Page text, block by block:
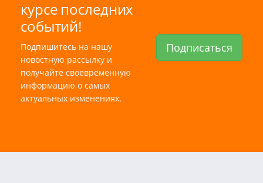
курсе последних
событий!
Подпишитесь на нашу
новостную рассылку и
получайте своевременную
информацию о самых
актуальных изменениях.
Подписаться